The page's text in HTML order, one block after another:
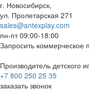
г. Новосибирск,
ул. Пролетарская 271
sales@antexplay.com
пн-пт 09:00-18:00
Запросить коммерческое
Производитель детского
+7 800 250 25 35
заказать звонок